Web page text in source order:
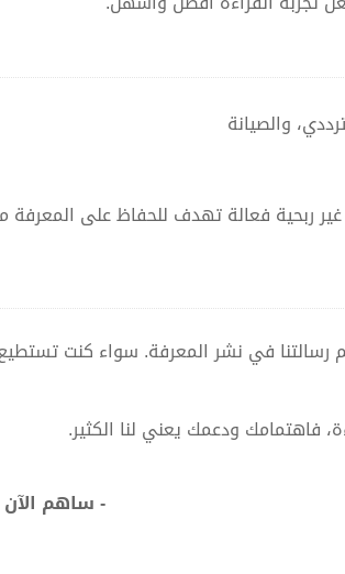
والصيانة
ربحية فعالة تهدف للحفاظ على المعرفة
في نشر المعرفة. سواء كنت
فاهتمامك ودعمك يعني لنا الكثير.
- ساهم